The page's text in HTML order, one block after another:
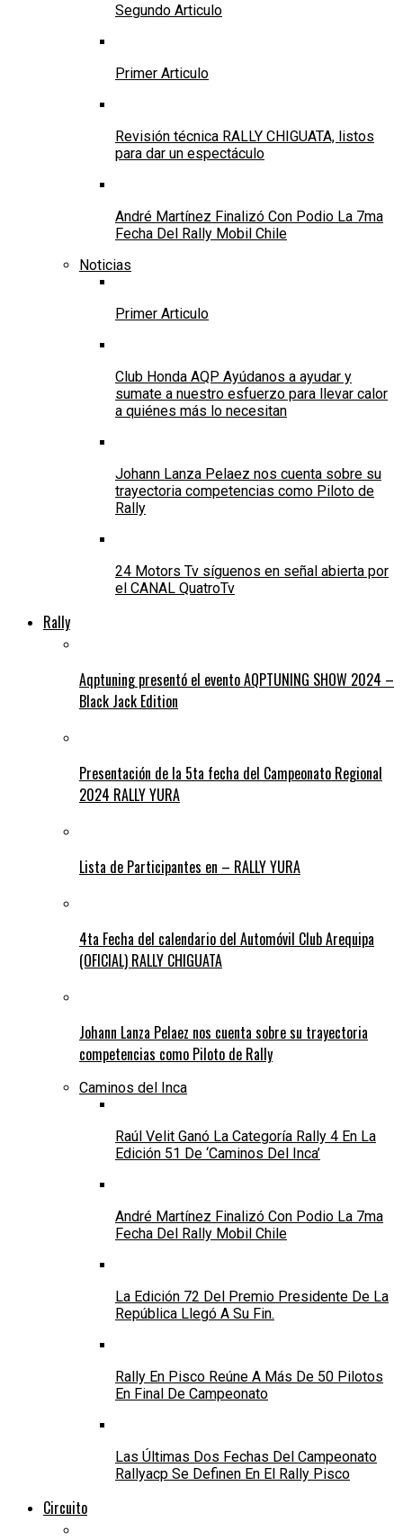
Segundo Articulo
Primer Articulo
Revisión técnica RALLY CHIGUATA, listos
para dar un espectáculo
André Martínez Finalizó Con Podio La 7ma
Fecha Del Rally Mobil Chile
Noticias
Primer Articulo
Club Honda AQP Ayúdanos a ayudar y
sumate a nuestro esfuerzo para llevar calor
a quiénes más lo necesitan
Johann Lanza Pelaez nos cuenta sobre su
trayectoria competencias como Piloto de
Rally
24 Motors Tv síguenos en señal abierta por
el CANAL QuatroTv
Rally
Aqptuning presentó el evento AQPTUNING SHOW 2024 –
Black Jack Edition
Presentación de la 5ta fecha del Campeonato Regional
2024 RALLY YURA
Lista de Participantes en – RALLY YURA
4ta Fecha del calendario del Automóvil Club Arequipa
(OFICIAL) RALLY CHIGUATA
Johann Lanza Pelaez nos cuenta sobre su trayectoria
competencias como Piloto de Rally
Caminos del Inca
Raúl Velit Ganó La Categoría Rally 4 En La
Edición 51 De ‘Caminos Del Inca’
André Martínez Finalizó Con Podio La 7ma
Fecha Del Rally Mobil Chile
La Edición 72 Del Premio Presidente De La
República Llegó A Su Fin.
Rally En Pisco Reúne A Más De 50 Pilotos
En Final De Campeonato
Las Últimas Dos Fechas Del Campeonato
Rallyacp Se Definen En El Rally Pisco
Circuito